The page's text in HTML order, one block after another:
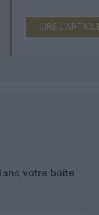
LIRE
votre boîte